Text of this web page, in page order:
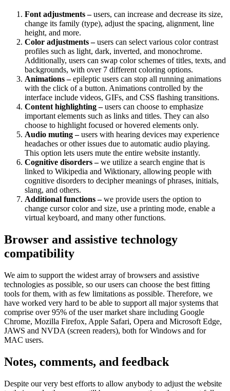
Font adjustments –users, can increase and decrease its size,
change its family (type), adjust the spacing, alignment, line
height, and more.
Color adjustments –users can select various color contrast
profiles such as light, dark, inverted, and monochrome.
Additionally, users can swap color schemes of titles, texts, and
backgrounds, with over 7 different coloring options.
Animations –epileptic users can stop all running animations
with the click of a button. Animations controlled by the
interface include videos, GIFs, and CSS flashing transitions.
Content highlighting –users can choose to emphasize
important elements such as links and titles. They can also
choose to highlight focused or hovered elements only.
Audio muting –users with hearing devices may experience
headaches or other issues due to automatic audio playing.
This option lets users mute the entire website instantly.
Cognitive disorders –we utilize a search engine that is
linked to Wikipedia and Wiktionary, allowing people with
cognitive disorders to decipher meanings of phrases, initials,
slang, and others.
Additional functions –we provide users the option to
change cursor color and size, use a printing mode, enable a
virtual keyboard, and many other functions.
Browser and assistive technology
compatibility
We aim to support the widest array of browsers and assistive
technologies as possible, so our users can choose the best fitting
tools for them, with as few limitations as possible. Therefore, we
have worked very hard to be able to support all major systems that
comprise over 95% of the user market share including Google
Chrome, Mozilla Firefox, Apple Safari, Opera and Microsoft Edge,
JAWS and NVDA (screen readers), both for Windows and for
MAC users.
Notes, comments, and feedback
Despite our very best efforts to allow anybody to adjust the website